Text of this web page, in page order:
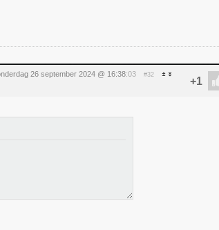
26 september 2024 @ 16:38:03 #32